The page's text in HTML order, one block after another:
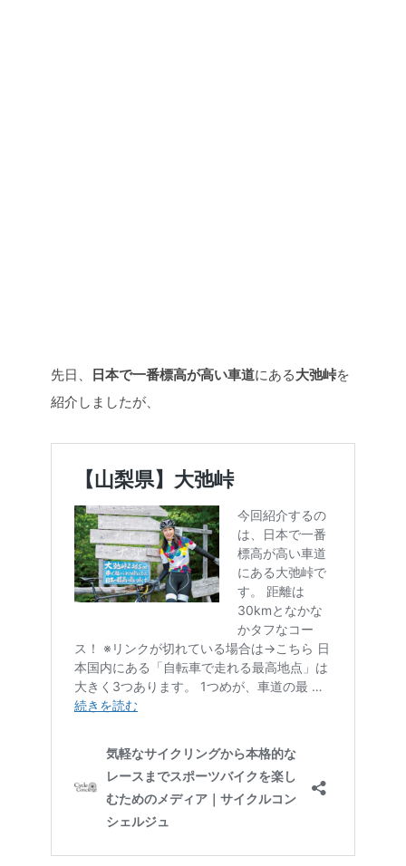
先日、 日本で一番標高が高い車道にある大弛峠を
紹介しましたが、